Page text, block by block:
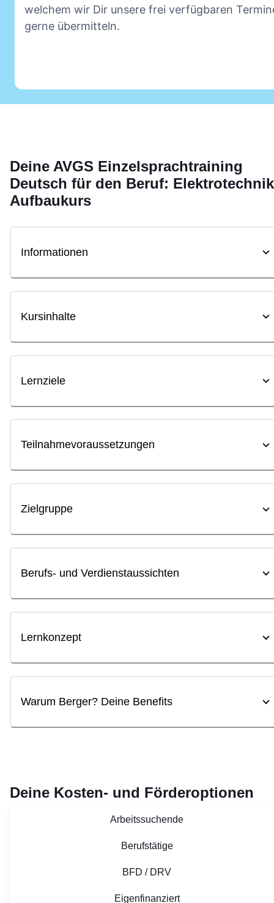
welchem wir Dir unsere frei verfügbaren
gerne übermitteln.
Deine AVGS Einzelsprachtraining
Deutsch für den Beruf:
Aufbaukurs
Informationen
Kursinhalte
Lernziele
Teilnahmevoraussetzungen
Zielgruppe
Berufs- und Verdienstaussichten
Lernkonzept
Warum Berger? Deine Benefits
Deine Kosten- und Förderoptionen
Arbeitssuchende
Berufstätige
BFD / DRV
Eigenfinanziert